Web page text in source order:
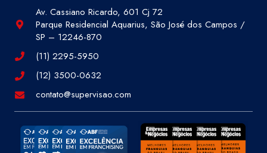
Av. Cassiano Ricardo, 601 Cj 72
Parque Residencial Aquarius, São José dos Campos /
SP – 12246-870
(11) 2295-5950
(12) 3500-0632
contato@supervisao.com